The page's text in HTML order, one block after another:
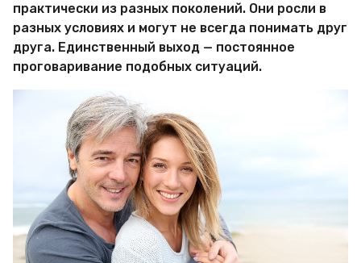
практически из разных поколений. Они росли в
разных условиях и могут не всегда понимать друг
друга. Единственный выход — постоянное
проговаривание подобных ситуаций.